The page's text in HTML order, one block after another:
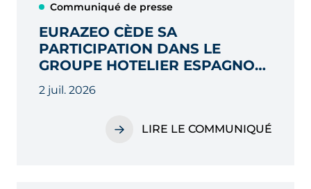
Communiqué de presse
EURAZEO CÈDE SA
PARTICIPATION DANS LE
GROUPE HOTELIER ESPAGNOL
FST HOTELS
2 juil. 2026
LIRE LE COMMUNIQUÉ